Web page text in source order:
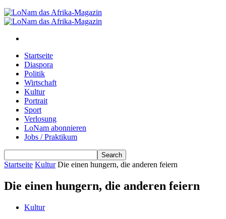
Startseite
Diaspora
Politik
Wirtschaft
Kultur
Portrait
Sport
Verlosung
LoNam abonnieren
Jobs / Praktikum
Startseite Kultur Die einen hungern, die anderen feiern
Die einen hungern, die anderen feiern
Kultur